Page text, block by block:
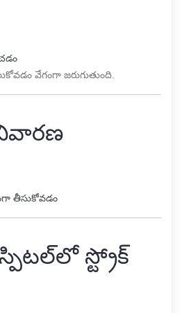
వేగంగా జరుగుతుంది.
నివారణ
తీసుకోవడం
స్ట్రోక్